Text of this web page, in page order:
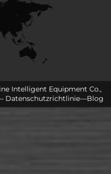
Intelligent Equipment Co.,
Datenschutzrichtlinie—Blog